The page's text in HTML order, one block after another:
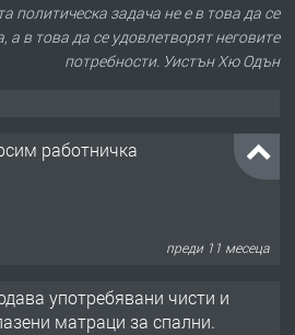
политическа задача не е в това да се
а в това да се удовлетворят неговите
потребности. Уистън Хю Одън
работничка
преди 11 месеца
употребявани чисти и
матраци за спални.